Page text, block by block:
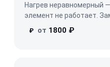
Нагрев неравномерный
элемент не работает.
₽ от 1800 ₽